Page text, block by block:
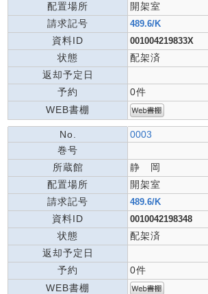
配置場所
開架室
請求記号
489.6/K
資料ID 001004219833X
状態
配架済
返却予定日
予約
0件
WEB書棚
No.
0003
巻号
所蔵館
静 岡
配置場所
開架室
請求記号
489.6/K
資料ID 0010042198348
状態
配架済
返却予定日
予約
0件
WEB書棚